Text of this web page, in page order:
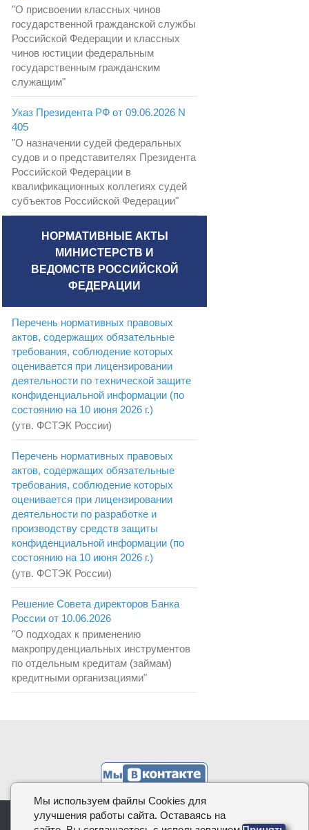
"О присвоении классных чинов
государственной гражданской службы
Российской Федерации и классных
чинов юстиции федеральным
государственным гражданским
служащим"
Указ Президента РФ от 09.06.2026 N
405
"О назначении судей федеральных
судов и о представителях Президента
Российской Федерации в
квалификационных коллегиях судей
субъектов Российской Федерации"
НОРМАТИВНЫЕ АКТЫ
МИНИСТЕРСТВ И
ВЕДОМСТВ РОССИЙСКОЙ
ФЕДЕРАЦИИ
Перечень нормативных правовых
актов, содержащих обязательные
требования, соблюдение которых
оценивается при лицензировании
деятельности по технической защите
конфиденциальной информации (по
состоянию на 10 июня 2026 г.)
(утв. ФСТЭК России)
Перечень нормативных правовых
актов, содержащих обязательные
требования, соблюдение которых
оценивается при лицензировании
деятельности по разработке и
производству средств защиты
конфиденциальной информации (по
состоянию на 10 июня 2026 г.)
(утв. ФСТЭК России)
Решение Совета директоров Банка
России от 10.06.2026
"О подходах к применению
макропруденциальных инструментов
по отдельным кредитам (займам)
кредитными организациями"
КОДИФИКАЦИЯ.РФ, 2026
Мы используем файлы Cookies для
улучшения работы сайта. Оставаясь на